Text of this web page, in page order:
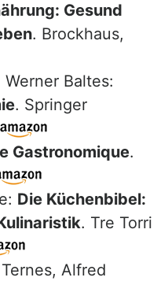
Gesund
. Brockhaus,
Baltes:
. Springer
Gastronomique.
Die Küchenbibel:
. Tre Torri
Alfred